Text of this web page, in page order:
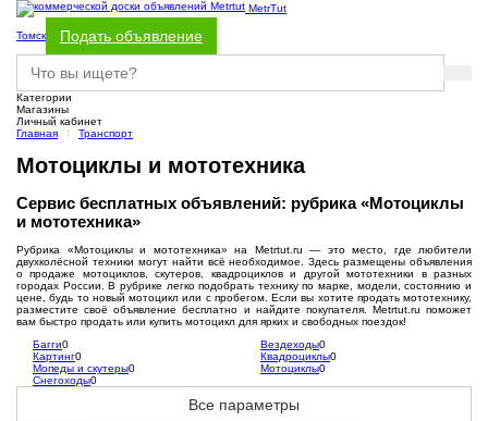
MetrTut
Томск Подать объявление
Категории
Магазины
Личный кабинет
Главная
Транспорт
Мотоциклы и мототехника
Сервис бесплатных объявлений: рубрика «Мотоциклы
и мототехника»
Рубрика «Мотоциклы и мототехника» на Metrtut.ru — это место, где любители
двухколёсной техники могут найти всё необходимое. Здесь размещены объявления
о продаже мотоциклов, скутеров, квадроциклов и другой мототехники в разных
городах России. В рубрике легко подобрать технику по марке, модели, состоянию и
цене, будь то новый мотоцикл или с пробегом. Если вы хотите продать мототехнику,
разместите своё объявление бесплатно и найдите покупателя. Metrtut.ru поможет
вам быстро продать или купить мотоцикл для ярких и свободных поездок!
Багги0 Вездеходы0
Картинг0 Квадроциклы0
Мопеды и скутеры0 Мотоциклы0
Снегоходы0
Все параметры